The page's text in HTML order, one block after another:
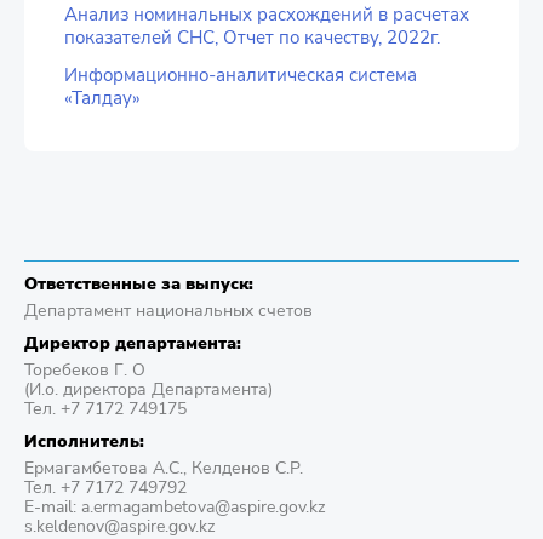
Анализ номинальных расхождений в расчетах
показателей СНС, Отчет по качеству, 2022г.
Информационно-аналитическая система
«Талдау»
Ответственные за выпуск:
Департамент национальных счетов
Директор департамента:
Торебеков Г. О
(И.о. директора Департамента)
Тел. +7 7172 749175
Исполнитель:
Ермагамбетова А.С., Келденов С.Р.
Тел. +7 7172 749792
E-mail: a.ermagambetova@aspire.gov.kz
s.keldenov@aspire.gov.kz